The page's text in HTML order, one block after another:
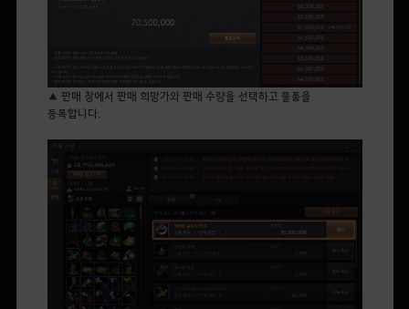
▲ 판매 창에서 판매 희망가와 판매 수량을 선택하고 물품을
등록합니다.